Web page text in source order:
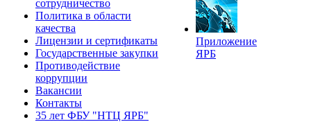
сотрудничество
Политика в области
качества
Лицензии и сертификаты
Государственные закупки
Противодействие
коррупции
Вакансии
Контакты
35 лет ФБУ "НТЦ ЯРБ"
Приложение
ЯРБ